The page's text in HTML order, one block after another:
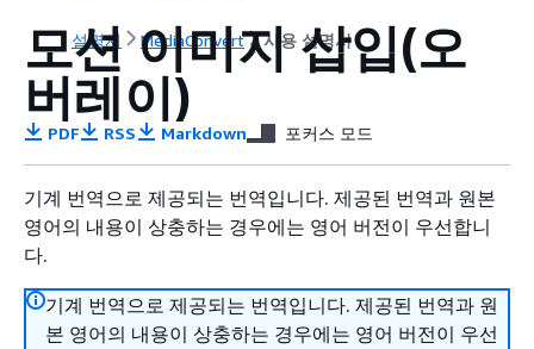
설명서 MediaConvert 사용 설명서
모션 이미지 삽입(오
버레이)
PDF RSS Markdown 포커스 모드
기계 번역으로 제공되는 번역입니다. 제공된 번역과 원본
영어의 내용이 상충하는 경우에는 영어 버전이 우선합니
다.
기계 번역으로 제공되는 번역입니다. 제공된 번역과 원
본 영어의 내용이 상충하는 경우에는 영어 버전이 우선